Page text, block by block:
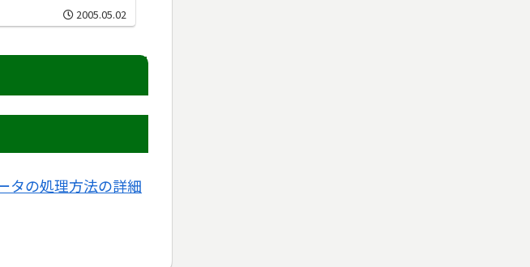
2005.05.02
タの処理方法の詳細